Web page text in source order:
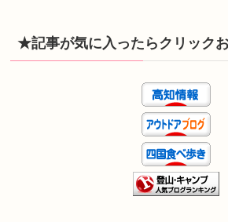
★記事が気に入ったらクリック